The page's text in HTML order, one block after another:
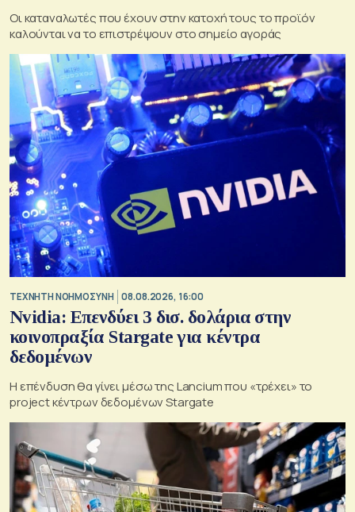
Οι καταναλωτές που έχουν στην κατοχή τους το προϊόν
καλούνται να το επιστρέψουν στο σημείο αγοράς
TΕΧΝΗΤΗ ΝΟΗΜΟΣΥΝΗ 08.08.2026, 16:00
Nvidia: Επενδύει 3 δισ. δολάρια στην
κοινοπραξία Stargate για κέντρα
δεδομένων
Η επένδυση θα γίνει μέσω της Lancium που «τρέχει» το
project κέντρων δεδομένων Stargate